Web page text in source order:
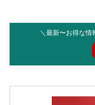
＼最新〜お得な情